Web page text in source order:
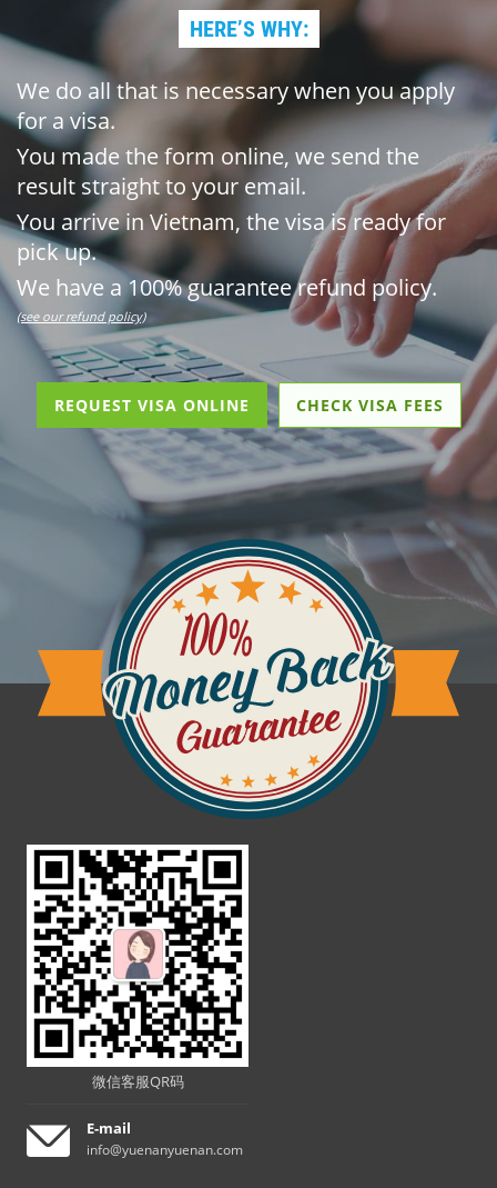
HERE’S WHY:
We do all that is necessary when you apply
for a visa.
You made the form online, we send the
result straight to your email.
You arrive in Vietnam, the visa is ready for
pick up.
We have a 100% guarantee refund policy.
(see our refund policy)
REQUEST VISA ONLINE CHECK VISA FEES
微信客服QR码
E-mail
info@yuenanyuenan.com